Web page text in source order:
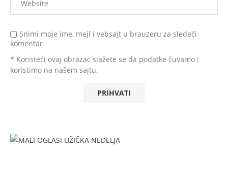
Snimi moje ime, mejl i vebsajt u brauzeru za sledeći
komentar
* Koristeći ovaj obrazac slažete se da podatke čuvamo i
koristimo na našem sajtu.